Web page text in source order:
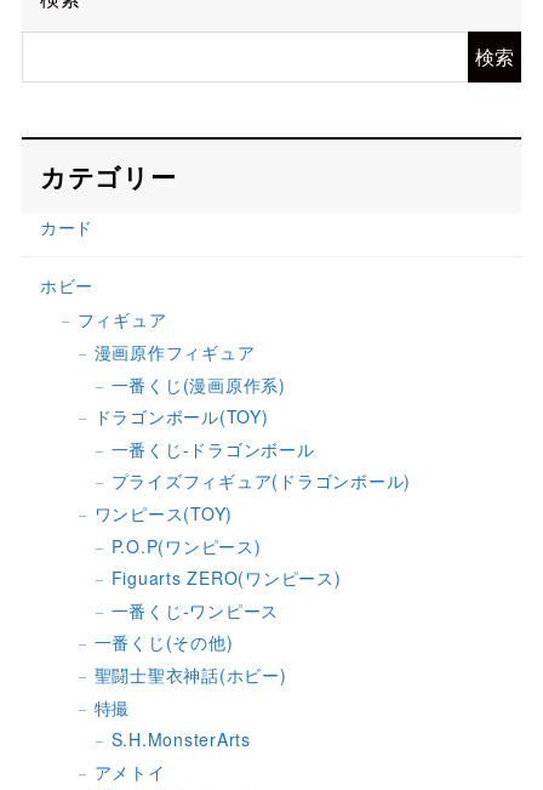
検索
カテゴリー
カード
ホビー
フィギュア
漫画原作フィギュア
一番くじ(漫画原作系)
ドラゴンボール(TOY)
一番くじ-ドラゴンボール
プライズフィギュア(ドラゴンボール)
ワンピース(TOY)
P.O.P(ワンピース)
Figuarts ZERO(ワンピース)
一番くじ-ワンピース
一番くじ(その他)
聖闘士聖衣神話(ホビー)
特撮
S.H.MonsterArts
アメトイ